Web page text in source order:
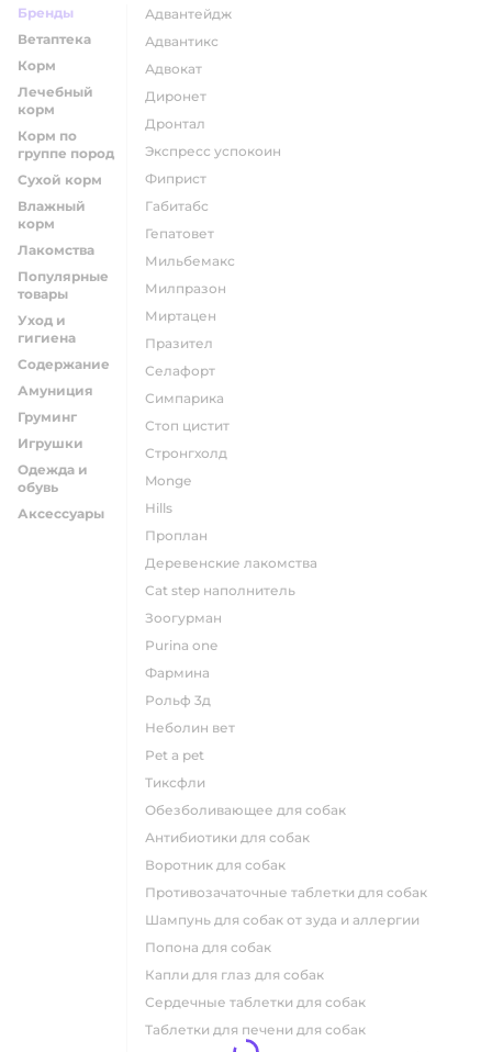
Бренды
Ветаптека
Корм
Лечебный
корм
Корм по
группе пород
Сухой корм
Влажный
корм
Лакомства
Популярные
товары
Уход и
гигиена
Содержание
Амуниция
Груминг
Игрушки
Одежда и
обувь
Аксессуары
адвантейдж
адвантикс
адвокат
диронет
дронтал
экспресс успокоин
фиприст
габитабс
гепатовет
мильбемакс
милпразон
миртацен
празител
селафорт
симпарика
стоп цистит
стронгхолд
monge
hills
проплан
деревенские лакомства
cat step наполнитель
зоогурман
purina one
фармина
рольф 3д
неболин вет
pet a pet
тиксфли
обезболивающее для собак
антибиотики для собак
воротник для собак
противозачаточные таблетки для собак
шампунь для собак от зуда и аллергии
попона для собак
капли для глаз для собак
сердечные таблетки для собак
таблетки для печени для собак